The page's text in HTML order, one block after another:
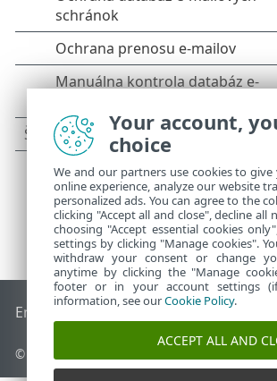
End of Life Databáza znalostí ESET
© 1992 - 2025 ESET, spol. s r. o. Všetky práva
Your account,
choice
We and our partners use cookies to
online experience, analyze our website
personalized ads. You can agree to the
clicking "Accept all and close", decline all
choosing "Accept essential cookies
settings by clicking "Manage cookies".
withdraw your consent or change
anytime by clicking the "Manage
footer or in your account settings
information, see ourCookie Policy.
ACCEPT ALL AND